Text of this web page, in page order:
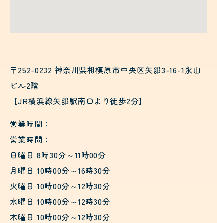
〒252-0232 神奈川県相模原市中央区矢部3-16-1永山
ビル2階
【JR横浜線矢部駅南口より徒歩2分】
営業時間：
営業時間：
日曜日 8時30分～11時00分
月曜日 10時00分～16時30分
火曜日 10時00分～12時30分
水曜日 10時00分～12時30分
木曜日 10時00分～12時30分